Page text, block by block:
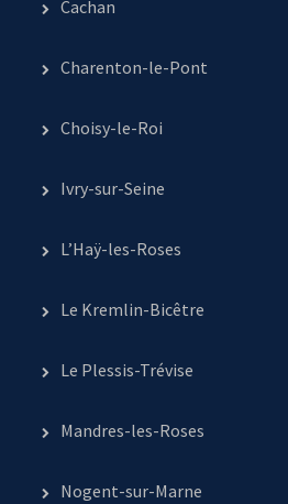
Cachan
Charenton-le-Pont
Choisy-le-Roi
Ivry-sur-Seine
L’Haÿ-les-Roses
Le Kremlin-Bicêtre
Le Plessis-Trévise
Mandres-les-Roses
Nogent-sur-Marne